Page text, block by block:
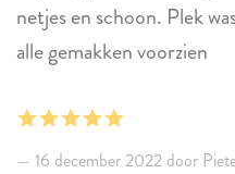
netjes en schoon. Plek
alle gemakken voorzien
16 december 2022 door